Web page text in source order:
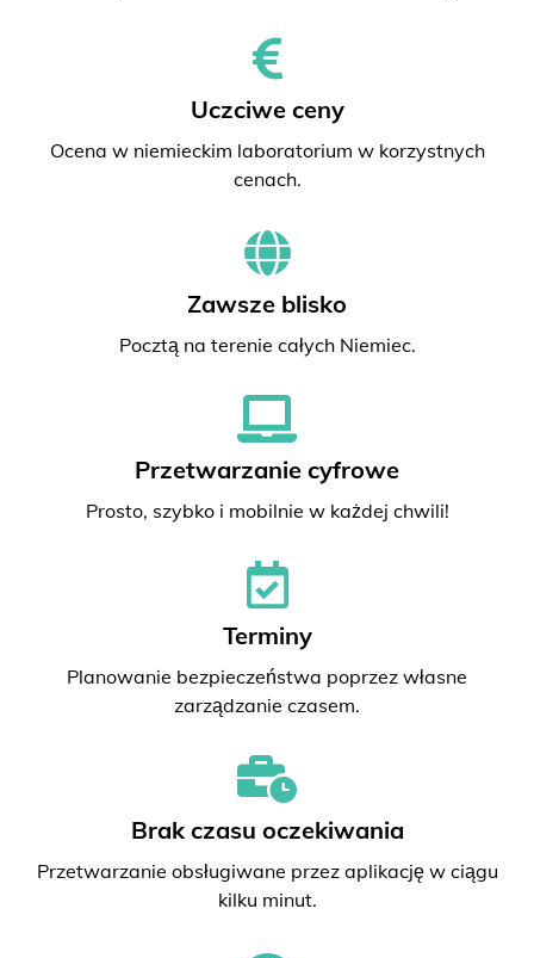
Uczciwe ceny
Ocena w niemieckim laboratorium w korzystnych
cenach.
Zawsze blisko
Pocztą na terenie całych Niemiec.
Przetwarzanie cyfrowe
Prosto, szybko i mobilnie w każdej chwili!
Terminy
Planowanie bezpieczeństwa poprzez własne
zarządzanie czasem.
Brak czasu oczekiwania
Przetwarzanie obsługiwane przez aplikację w ciągu
kilku minut.